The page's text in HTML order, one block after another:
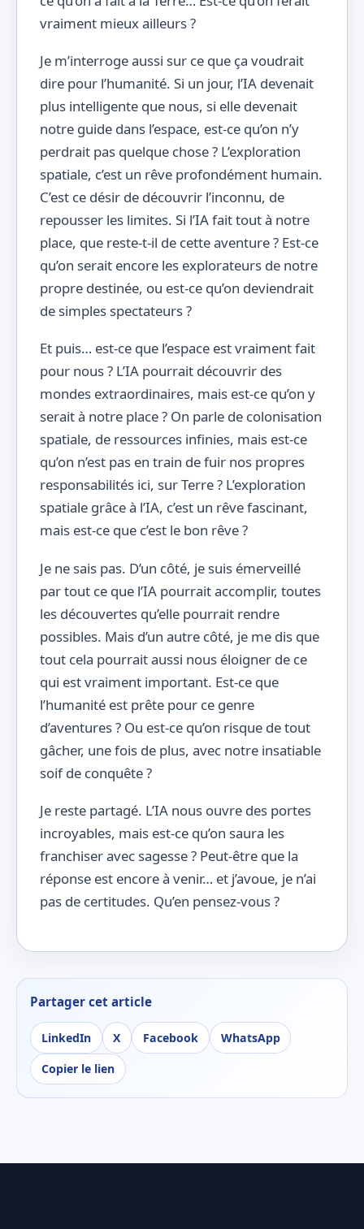
vraiment mieux ailleurs ?
Je m’interroge aussi sur ce que ça voudrait
dire pour l’humanité. Si un jour, l’IA devenait
plus intelligente que nous, si elle devenait
notre guide dans l’espace, est-ce qu’on n’y
perdrait pas quelque chose ? L’exploration
spatiale, c’est un rêve profondément humain.
C’est ce désir de découvrir l’inconnu, de
repousser les limites. Si l’IA fait tout à notre
place, que reste-t-il de cette aventure ? Est-ce
qu’on serait encore les explorateurs de notre
propre destinée, ou est-ce qu’on deviendrait
de simples spectateurs ?
Et puis… est-ce que l’espace est vraiment fait
pour nous ? L’IA pourrait découvrir des
mondes extraordinaires, mais est-ce qu’on y
serait à notre place ? On parle de colonisation
spatiale, de ressources infinies, mais est-ce
qu’on n’est pas en train de fuir nos propres
responsabilités ici, sur Terre ? L’exploration
spatiale grâce à l’IA, c’est un rêve fascinant,
mais est-ce que c’est le bon rêve ?
Je ne sais pas. D’un côté, je suis émerveillé
par tout ce que l’IA pourrait accomplir, toutes
les découvertes qu’elle pourrait rendre
possibles. Mais d’un autre côté, je me dis que
tout cela pourrait aussi nous éloigner de ce
qui est vraiment important. Est-ce que
l’humanité est prête pour ce genre
d’aventures ? Ou est-ce qu’on risque de tout
gâcher, une fois de plus, avec notre insatiable
soif de conquête ?
Je reste partagé. L’IA nous ouvre des portes
incroyables, mais est-ce qu’on saura les
franchiser avec sagesse ? Peut-être que la
réponse est encore à venir… et j’avoue, je n’ai
pas de certitudes. Qu’en pensez-vous ?
Partager cet article
LinkedIn X Facebook WhatsApp
Copier le lien